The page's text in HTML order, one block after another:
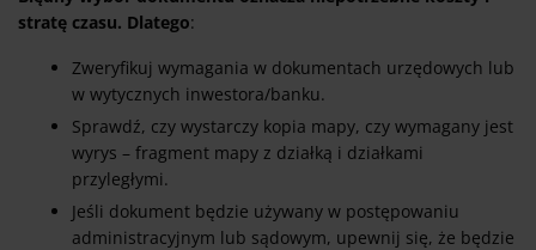
stratę czasu. Dlatego:
Zweryfikuj wymagania w dokumentach urzędowych lub
w wytycznych inwestora/banku.
Sprawdź, czy wystarczy kopia mapy, czy wymagany jest
wyrys – fragment mapy z działką i działkami
przyległymi.
Jeśli dokument będzie używany w postępowaniu
administracyjnym lub sądowym, upewnij się, że będzie